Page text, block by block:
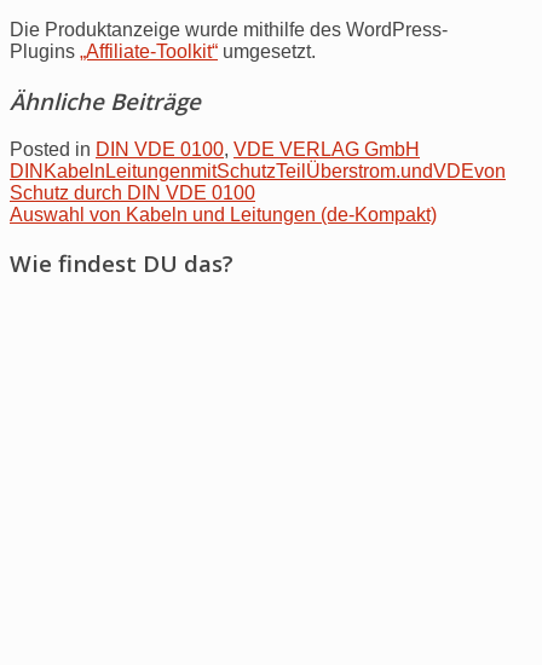
Die Produktanzeige wurde mithilfe des WordPress-
Plugins „Affiliate-Toolkit“ umgesetzt.
Ähnliche Beiträge
Posted in DIN VDE 0100, VDE VERLAG GmbH
DIN Kabeln LeitungenmitSchutzTeil Überstrom.undVDEvon
Post
Schutz durch DIN VDE 0100
Auswahl von Kabeln und Leitungen (de-Kompakt)
Wie findest DU das?